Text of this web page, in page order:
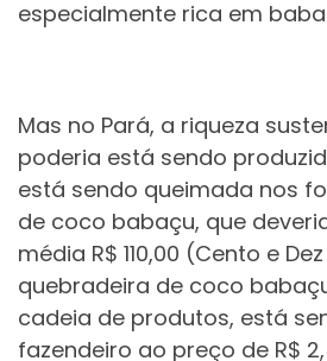
especialmente rica em
Mas no Pará, a riqueza
poderia está sendo
está sendo queimada nos
de coco babaçu, que
média R$ 110,00 (Cento e
quebradeira de coco
cadeia de produtos, está
fazendeiro ao preço de R$